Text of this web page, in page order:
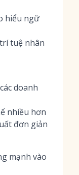
hiểu ngữ
tuệ nhân
doanh
nhiều hơn
đơn giản
mạnh vào